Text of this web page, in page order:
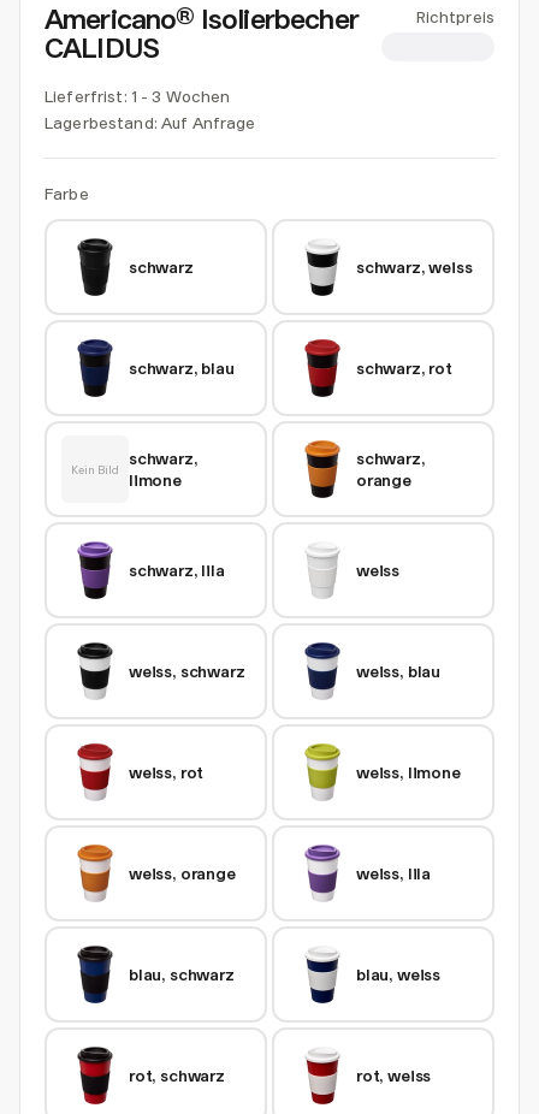
Americano® Isolierbecher
CALIDUS
Richtpreis
Lieferfrist: 1 - 3 Wochen
Lagerbestand: Auf Anfrage
Farbe
schwarz schwarz, weiss
schwarz, blau schwarz, rot
Kein Bild
schwarz,
limone
schwarz,
orange
schwarz, lila weiss
weiss, schwarz weiss, blau
weiss, rot weiss, limone
weiss, orange weiss, lila
blau, schwarz blau, weiss
rot, schwarz rot, weiss